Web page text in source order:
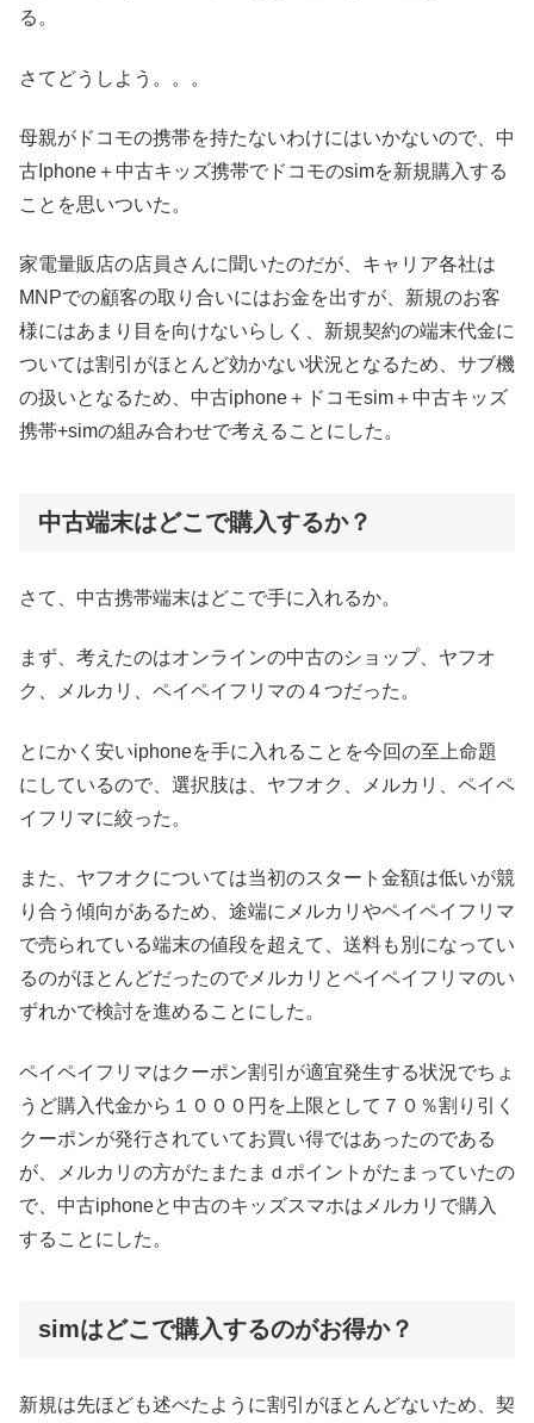
る。
さてどうしよう。。。
母親がドコモの携帯を持たないわけにはいかないので、中
古Iphone＋中古キッズ携帯でドコモのsimを新規購入する
ことを思いついた。
家電量販店の店員さんに聞いたのだが、キャリア各社は
MNPでの顧客の取り合いにはお金を出すが、新規のお客
様にはあまり目を向けないらしく、新規契約の端末代金に
ついては割引がほとんど効かない状況となるため、サブ機
の扱いとなるため、中古iphone＋ドコモsim＋中古キッズ
携帯+simの組み合わせで考えることにした。
中古端末はどこで購入するか？
さて、中古携帯端末はどこで手に入れるか。
まず、考えたのはオンラインの中古のショップ、ヤフオ
ク、メルカリ、ペイペイフリマの４つだった。
とにかく安いiphoneを手に入れることを今回の至上命題
にしているので、選択肢は、ヤフオク、メルカリ、ペイペ
イフリマに絞った。
また、ヤフオクについては当初のスタート金額は低いが競
り合う傾向があるため、途端にメルカリやペイペイフリマ
で売られている端末の値段を超えて、送料も別になってい
るのがほとんどだったのでメルカリとペイペイフリマのい
ずれかで検討を進めることにした。
ペイペイフリマはクーポン割引が適宜発生する状況でちょ
うど購入代金から１０００円を上限として７０％割り引く
クーポンが発行されていてお買い得ではあったのである
が、メルカリの方がたまたまｄポイントがたまっていたの
で、中古iphoneと中古のキッズスマホはメルカリで購入
することにした。
simはどこで購入するのがお得か？
新規は先ほども述べたように割引がほとんどないため、契